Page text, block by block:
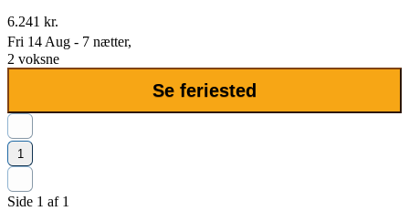
6.241 kr.
Fri 14 Aug - 7 nætter,
2 voksne
Se feriested
1
Side 1 af 1